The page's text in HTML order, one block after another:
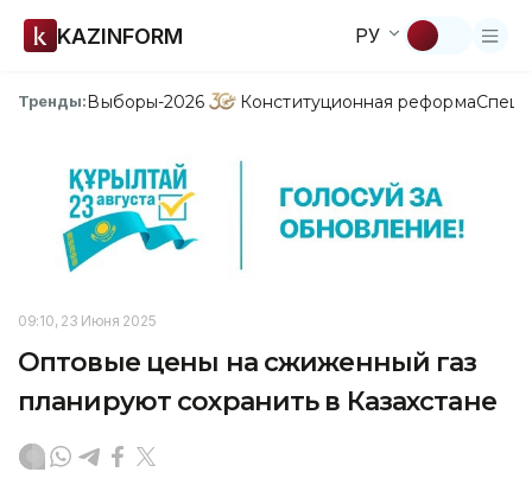
KAZINFORM РУ
Тренды:Выборы-2026 Конституционная реформа
09:10, 23 Июня 2025
Оптовые цены на сжиженный газ
планируют сохранить в Казахстане